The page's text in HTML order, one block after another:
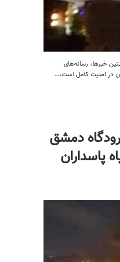
نخستین خبرها، رسانه‌های
در امنیت کامل است،…
دمشق
پاسداران